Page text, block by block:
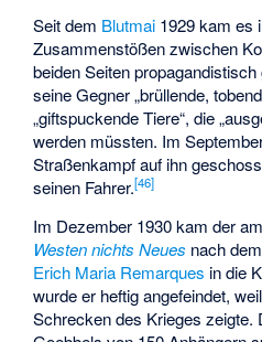
Seit dem Blutmai 1929 kam es
Zusammenstößen zwischen
beiden Seiten
seine Gegner „brüllende,
„giftspuckende Tiere“, die
werden müssten. Im
Straßenkampf auf ihn
seinen Fahrer.[46]
Im Dezember 1930 kam der
Westen nichts Neues nach
Erich Maria Remarques in die
wurde er heftig angefeindet,
Schrecken des Krieges zeigte.